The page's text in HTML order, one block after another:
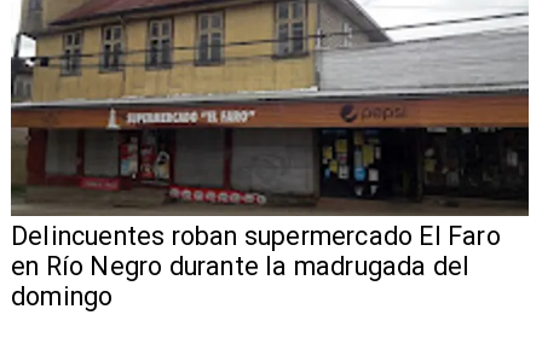
Delincuentes roban supermercado El Faro
en Río Negro durante la madrugada del
domingo